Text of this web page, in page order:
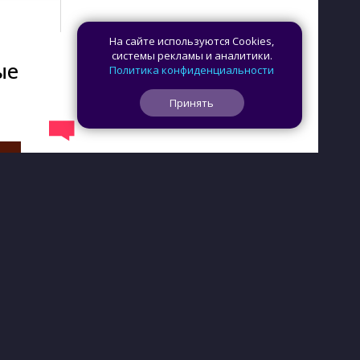
На сайте используются Cookies,
системы рекламы и аналитики.
Политика конфиденциальности
Принять